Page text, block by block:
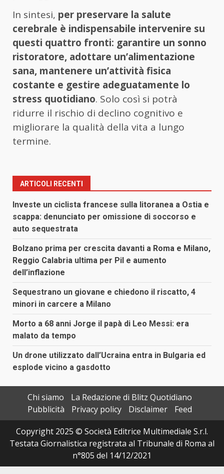
In sintesi, per preservare la salute
cerebrale è indispensabile intervenire su
questi quattro fronti: garantire un sonno
ristoratore, adottare un’alimentazione
sana, mantenere un’attività fisica
costante e gestire adeguatamente lo
stress quotidiano. Solo così si potrà
ridurre il rischio di declino cognitivo e
migliorare la qualità della vita a lungo
termine.
ARTICOLI RECENTI
Investe un ciclista francese sulla litoranea a Ostia e
scappa: denunciato per omissione di soccorso e
auto sequestrata
Bolzano prima per crescita davanti a Roma e Milano,
Reggio Calabria ultima per Pil e aumento
dell’inflazione
Sequestrano un giovane e chiedono il riscatto, 4
minori in carcere a Milano
Morto a 68 anni Jorge il papà di Leo Messi: era
malato da tempo
Un drone utilizzato dall’Ucraina entra in Bulgaria ed
esplode vicino a gasdotto
Chi siamo
La Redazione di Blitz Quotidiano
Pubblicità
Privacy policy Disclaimer
Feed
Copyright 2025 © Società Editrice Multimediale S.r.l.
Testata Giornalistica registrata al Tribunale di Roma al
n°805 del 14/12/2021